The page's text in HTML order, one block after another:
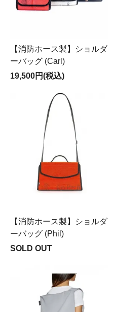
【消防ホース製】ショルダ
ーバッグ (Carl)
19,500円(税込)
【消防ホース製】ショルダ
ーバッグ (Phil)
SOLD OUT